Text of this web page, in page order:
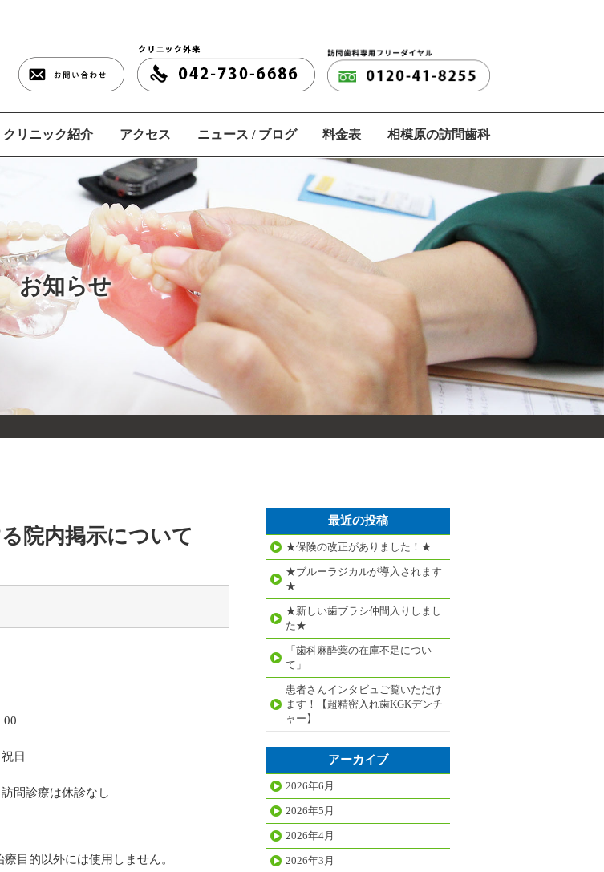
クリニック紹介 アクセス ニュース / ブログ 料金表 相模原の訪問歯科
お知らせ
院内掲示について
00
日
診療は休診なし
目的以外には使用しません。
最近の投稿
★保険の改正がありました！★
★ブルーラジカルが導入されます
★
★新しい歯ブラシ仲間入りしまし
た★
「歯科麻酔薬の在庫不足につい
て」
患者さんインタビュご覧いただけ
ます！【超精密入れ歯KGKデンチ
ャー】
アーカイブ
2026年6月
2026年5月
2026年4月
2026年3月